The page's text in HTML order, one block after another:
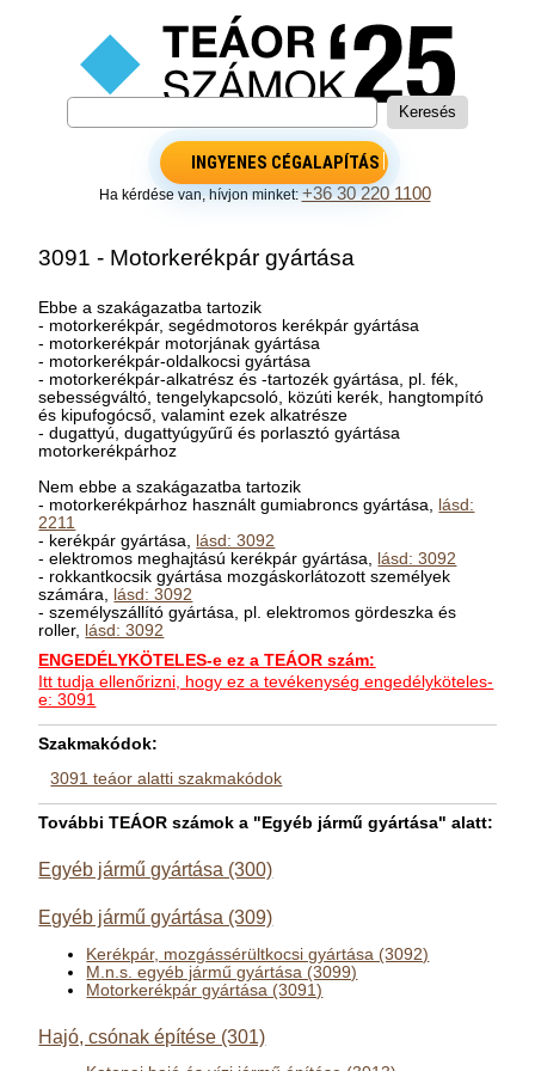
INGYENES CÉGALAPÍTÁS
Ha kérdése van, hívjon minket:+36 30 220 1100
3091 - Motorkerékpár gyártása
Ebbe a szakágazatba tartozik
- motorkerékpár, segédmotoros kerékpár gyártása
- motorkerékpár motorjának gyártása
- motorkerékpár-oldalkocsi gyártása
- motorkerékpár-alkatrész és -tartozék gyártása, pl. fék,
sebességváltó, tengelykapcsoló, közúti kerék, hangtompító
és kipufogócső, valamint ezek alkatrésze
- dugattyú, dugattyúgyűrű és porlasztó gyártása
motorkerékpárhoz
Nem ebbe a szakágazatba tartozik
- motorkerékpárhoz használt gumiabroncs gyártása, lásd:
2211
- kerékpár gyártása, lásd: 3092
- elektromos meghajtású kerékpár gyártása, lásd: 3092
- rokkantkocsik gyártása mozgáskorlátozott személyek
számára, lásd: 3092
- személyszállító gyártása, pl. elektromos gördeszka és
roller, lásd: 3092
ENGEDÉLYKÖTELES-e ez a TEÁOR szám:
Itt tudja ellenőrizni, hogy ez a tevékenység engedélyköteles-
e: 3091
Szakmakódok:
3091 teáor alatti szakmakódok
További TEÁOR számok a "Egyéb jármű gyártása" alatt:
Egyéb jármű gyártása (300)
Egyéb jármű gyártása (309)
Kerékpár, mozgássérültkocsi gyártása (3092)
M.n.s. egyéb jármű gyártása (3099)
Motorkerékpár gyártása (3091)
Hajó, csónak építése (301)